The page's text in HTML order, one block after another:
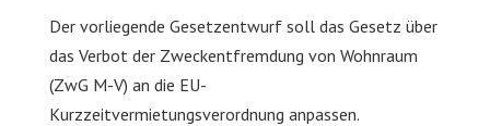
Der vorliegende Gesetzentwurf soll das Gesetz über
das Verbot der Zweckentfremdung von Wohnraum
(ZwG M-V) an die EU-
Kurzzeitvermietungsverordnung anpassen.